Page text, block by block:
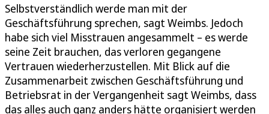
Selbstverständlich werde man mit der
Geschäftsführung sprechen, sagt Weimbs. Jedoch
habe sich viel Misstrauen angesammelt – es werde
seine Zeit brauchen, das verloren gegangene
Vertrauen wiederherzustellen. Mit Blick auf die
Zusammenarbeit zwischen Geschäftsführung und
Betriebsrat in der Vergangenheit sagt Weimbs, dass
das alles auch ganz anders hätte organisiert werden